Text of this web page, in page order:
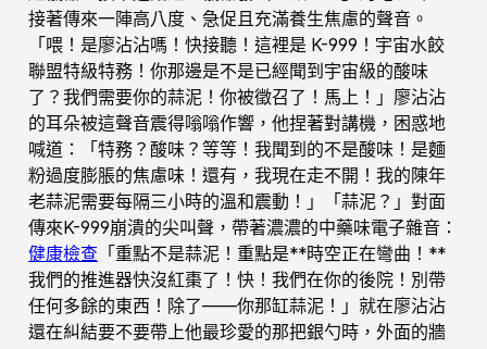
接著傳來一陣高八度、急促且充滿養生焦慮的聲音。
「喂！是廖沾沾嗎！快接聽！這裡是 K-999！宇宙水餃
聯盟特級特務！你那邊是不是已經聞到宇宙級的酸味
了？我們需要你的蒜泥！你被徵召了！馬上！」廖沾沾
的耳朵被這聲音震得嗡嗡作響，他捏著對講機，困惑地
喊道：「特務？酸味？等等！我聞到的不是酸味！是麵
粉過度膨脹的焦慮味！還有，我現在走不開！我的陳年
老蒜泥需要每隔三小時的溫和震動！」「蒜泥？」對面
傳來K-999崩潰的尖叫聲，帶著濃濃的中藥味電子雜音：
健康檢查 「重點不是蒜泥！重點是**時空正在彎曲！**
我們的推進器快沒紅棗了！快！我們在你的後院！別帶
任何多餘的東西！除了——你那缸蒜泥！」就在廖沾沾
還在糾結要不要帶上他最珍愛的那把銀勺時，外面的牆